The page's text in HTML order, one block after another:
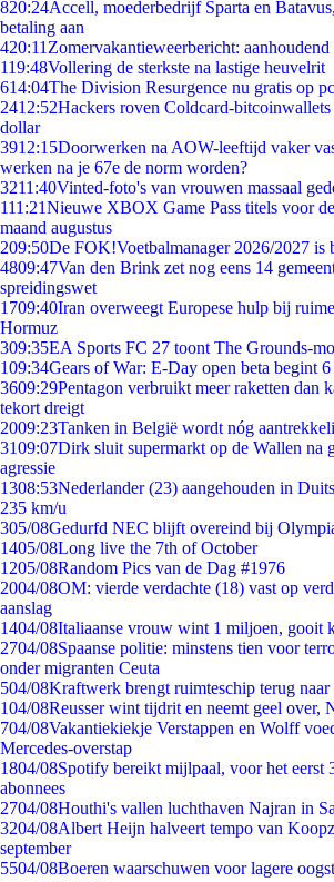
820:24Accell, moederbedrijf Sparta en
betaling aan
420:11 Zomervakantieweerbericht: aanhoudend
119:48Vollering de sterkste na lastige heuvelrit
614:04The Division Resurgence nu gratis op pc
2412:52Hackers roven Coldcard-
dollar
3912:15Doorwerken na AOW-leeftijd vaker
werken na je 67e de norm worden?
3211:40Vinted-foto's van vrouwen massaal
111:21Nieuwe XBOX Game Pass titels voor
maand augustus
209:50De FOK!Voetbalmanager 2026/2027 is
4809:47Van den Brink zet nog eens 14
spreidingswet
1709:40Iran overweegt Europese hulp bij
Hormuz
309:35EA Sports FC 27 toont The Grounds-
109:34Gears of War: E-Day open beta begint 6
3609:29Pentagon verbruikt meer raketten dan
tekort dreigt
2009:23Tanken in België wordt nóg
3109:07Dirk sluit supermarkt op de Wallen na
agressie
1308:53Nederlander (23) aangehouden in
235 km/u
305/08Gedurfd NEC blijft overeind bij
1405/08Long live the 7th of October
1205/08Random Pics van de Dag #1976
2004/08OM: vierde verdachte (18) vast op
aanslag
1404/08Italiaanse vrouw wint 1 miljoen, gooit
2704/08Spaanse politie: minstens tien voor
onder migranten Ceuta
504/08Kraftwerk brengt ruimteschip terug
104/08Reusser wint tijdrit en neemt geel over,
704/08Vakantiekiekje Verstappen en Wolff
Mercedes-overstap
1804/08Spotify bereikt mijlpaal, voor het eerst
abonnees
2704/08Houthi's vallen luchthaven Najran in
3204/08Albert Heijn halveert tempo van
september
5504/08Boeren waarschuwen voor lagere